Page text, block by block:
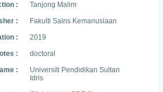
:
Tanjong Malim
:
Fakulti Sains Kemanusiaan
:
2019
:
doctoral
:
Universiti Pendidikan Sultan
Idris